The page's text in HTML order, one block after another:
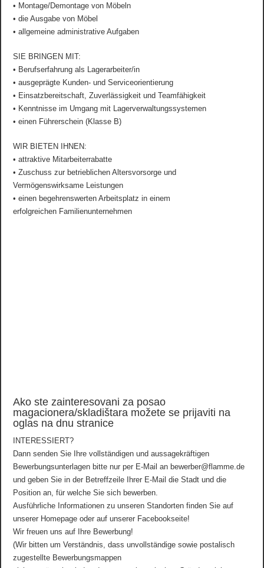
• Montage/Demontage von Möbeln
• die Ausgabe von Möbel
• allgemeine administrative Aufgaben
SIE BRINGEN MIT:
• Berufserfahrung als Lagerarbeiter/in
• ausgeprägte Kunden- und Serviceorientierung
• Einsatzbereitschaft, Zuverlässigkeit und Teamfähigkeit
• Kenntnisse im Umgang mit Lagerverwaltungssystemen
• einen Führerschein (Klasse B)
WIR BIETEN IHNEN:
• attraktive Mitarbeiterrabatte
• Zuschuss zur betrieblichen Altersvorsorge und
Vermögenswirksame Leistungen
• einen begehrenswerten Arbeitsplatz in einem
erfolgreichen Familienunternehmen
Ako ste zainteresovani za posao
magacionera/skladištara možete se prijaviti na
oglas na dnu stranice
INTERESSIERT?
Dann senden Sie Ihre vollständigen und aussagekräftigen
Bewerbungsunterlagen bitte nur per E-Mail an bewerber@flamme.de
und geben Sie in der Betreffzeile Ihrer E-Mail die Stadt und die
Position an, für welche Sie sich bewerben.
Ausführliche Informationen zu unseren Standorten finden Sie auf
unserer Homepage oder auf unserer Facebookseite!
Wir freuen uns auf Ihre Bewerbung!
(Wir bitten um Verständnis, dass unvollständige sowie postalisch
zugestellte Bewerbungsmappen